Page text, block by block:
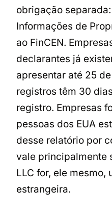
obrigação
Informações de
ao FinCEN.
declarantes já
apresentar até 25
registros têm 30
registro. Empresas
pessoas dos EUA
desse relatório por
vale principalmente
LLC for, ele mesmo,
estrangeira.